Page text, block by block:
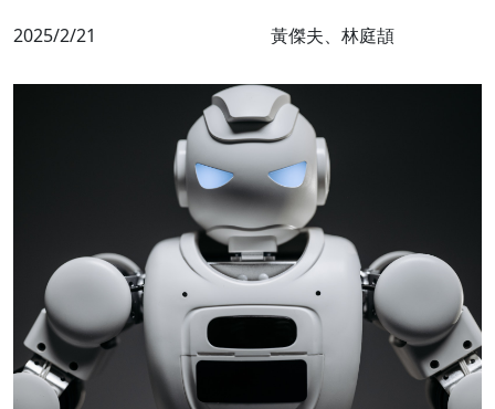
2025/2/21 黃傑夫、林庭頡